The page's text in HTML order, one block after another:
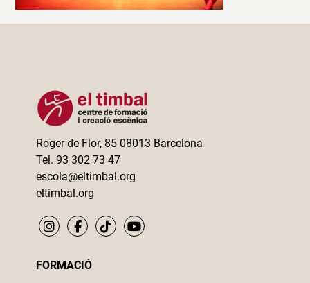
Roger de Flor, 85 08013 Barcelona
Tel. 93 302 73 47
escola@eltimbal.org
eltimbal.org
FORMACIÓ